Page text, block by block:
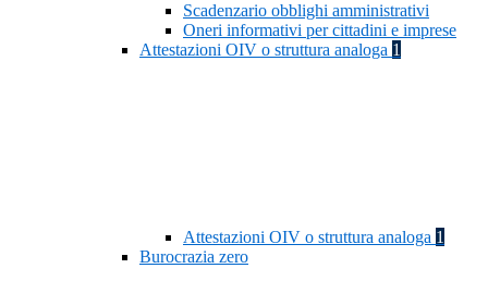
Scadenzario obblighi amministrativi
Oneri informativi per cittadini e imprese
Attestazioni OIV o struttura analoga 1
Attestazioni OIV o struttura analoga 1
Burocrazia zero